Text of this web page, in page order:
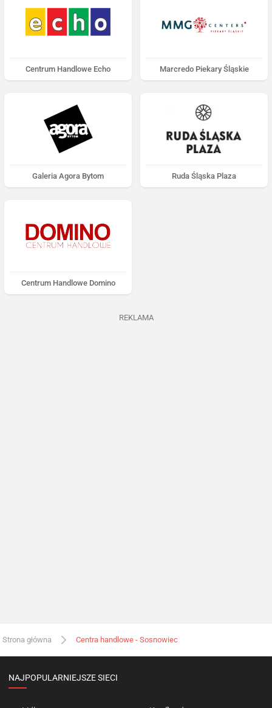
Centrum Handlowe Echo Marcredo Piekary Śląskie
Galeria Agora Bytom Ruda Śląska Plaza
Centrum Handlowe Domino
REKLAMA
Strona główna Centra handlowe - Sosnowiec
NAJPOPULARNIEJSZE SIECI